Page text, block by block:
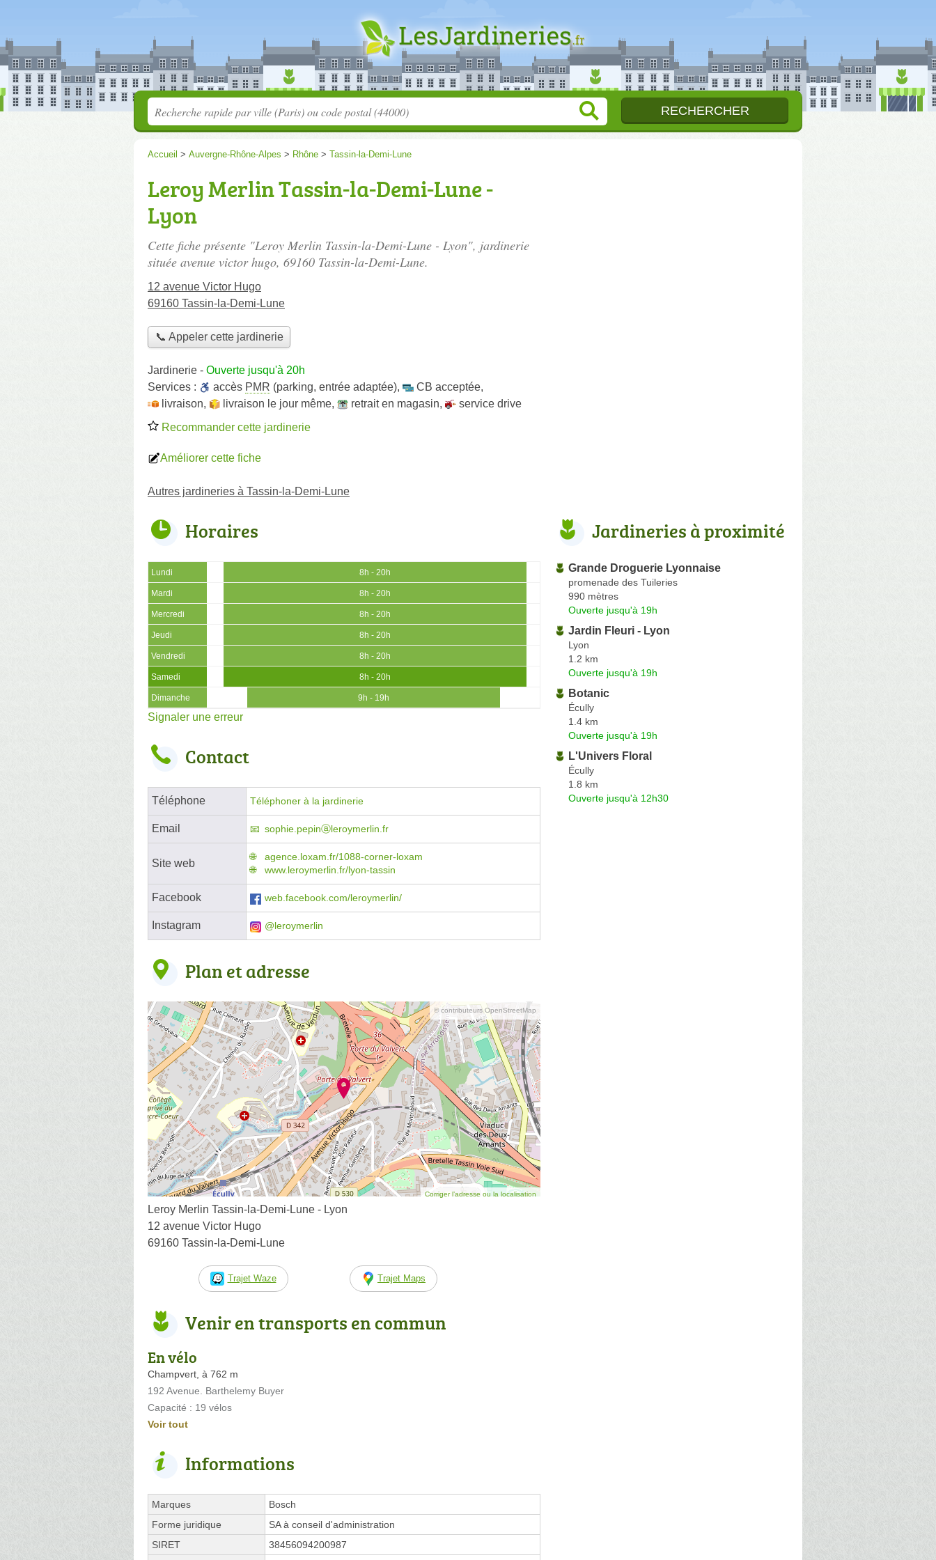
Accueil > Auvergne-Rhône-Alpes > Rhône > Tassin-la-Demi-Lune
Leroy Merlin Tassin-la-Demi-Lune -
Lyon
Cette fiche présente "Leroy Merlin Tassin-la-Demi-Lune - Lyon", jardinerie
située avenue victor hugo, 69160 Tassin-la-Demi-Lune.
12 avenue Victor Hugo
69160 Tassin-la-Demi-Lune
📞 Appeler cette jardinerie
Jardinerie - Ouverte jusqu'à 20h
Services :
accès PMR (parking, entrée adaptée), CB acceptée,
livraison, livraison le jour même, retrait en magasin,
service drive
Recommander cette jardinerie
Améliorer cette fiche
Autres jardineries à Tassin-la-Demi-Lune
Horaires
Lundi 8h - 20h
Mardi 8h - 20h
Mercredi 8h - 20h
Jeudi 8h - 20h
Vendredi 8h - 20h
Samedi 8h - 20h
Dimanche 9h - 19h
Signaler une erreur
Contact
Téléphone Téléphoner à la jardinerie
Email sophie.pepinⓐleroymerlin.fr
Site web
agence.loxam.fr/1088-corner-loxam
www.leroymerlin.fr/lyon-tassin
Facebook web.facebook.com/leroymerlin/
Instagram @leroymerlin
Plan et adresse
© contributeurs OpenStreetMap
Corriger l’adresse ou la localisation
Leroy Merlin Tassin-la-Demi-Lune - Lyon
12 avenue Victor Hugo
69160 Tassin-la-Demi-Lune
Trajet Waze Trajet Maps
Venir en transports en commun
En vélo
Champvert, à 762 m
192 Avenue. Barthelemy Buyer
Capacité : 19 vélos
Voir tout
Informations
Marques
Bosch
Forme juridique
SA à conseil d'administration
SIRET
38456094200987
Jardineries à proximité
Grande Droguerie Lyonnaise
promenade des Tuileries
990 mètres
Ouverte jusqu'à 19h
Jardin Fleuri - Lyon
Lyon
1.2 km
Ouverte jusqu'à 19h
Botanic
Écully
1.4 km
Ouverte jusqu'à 19h
L'Univers Floral
Écully
1.8 km
Ouverte jusqu'à 12h30